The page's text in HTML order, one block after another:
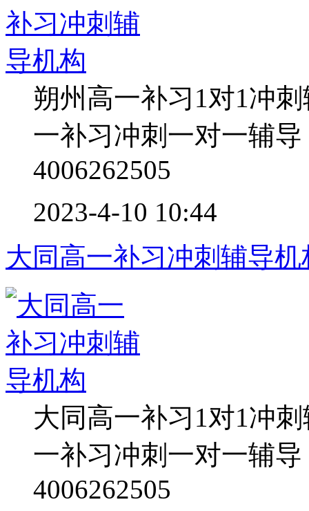
朔州高一补习1对1冲
一补习冲刺一对一辅
4006262505
2023-4-10 10:44
大同高一补习冲刺辅导机
大同高一补习1对1冲
一补习冲刺一对一辅
4006262505